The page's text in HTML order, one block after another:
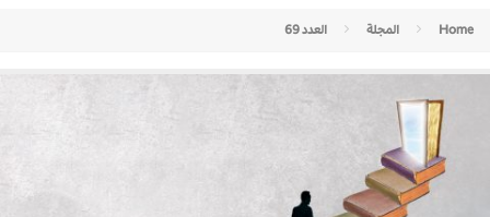
Home المجلة العدد 69